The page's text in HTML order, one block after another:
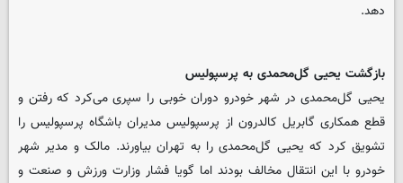
دهد.
بازگشت یحیی گل‌محمدی به پرسپولیس
یحیی گل‌محمدی در شهر خودرو دوران خوبی را سپری می‌کرد که رفتن و
قطع همکاری گابریل کالدرون از پرسپولیس مدیران باشگاه پرسپولیس را
تشویق کرد که یحیی گل‌محمدی را به تهران بیاورند. مالک و مدیر شهر
خودرو با این انتقال مخالف بودند اما گویا فشار وزارت ورزش و صنعت و